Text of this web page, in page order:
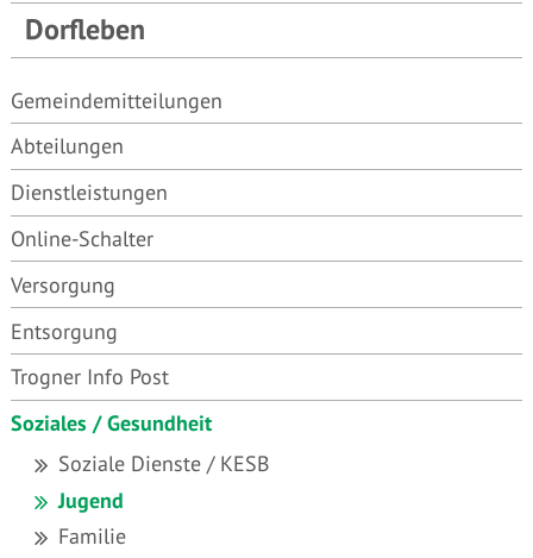
Dorfleben
Gemeindemitteilungen
Abteilungen
Dienstleistungen
Online-Schalter
Versorgung
Entsorgung
Trogner Info Post
Soziales / Gesundheit
Soziale Dienste / KESB
Jugend
Familie